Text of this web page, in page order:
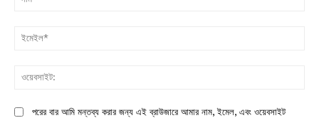
পরের বার আমি মন্তব্য করার জন্য এই ব্রাউজারে আমার নাম, ইমেল, এবং ওয়েবসাইট